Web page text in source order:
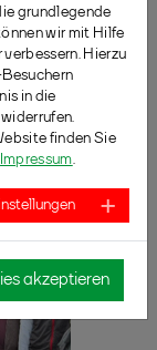
grundlegende
wir mit Hilfe
Hierzu
in die
finden Sie
Impressum.
akzeptieren